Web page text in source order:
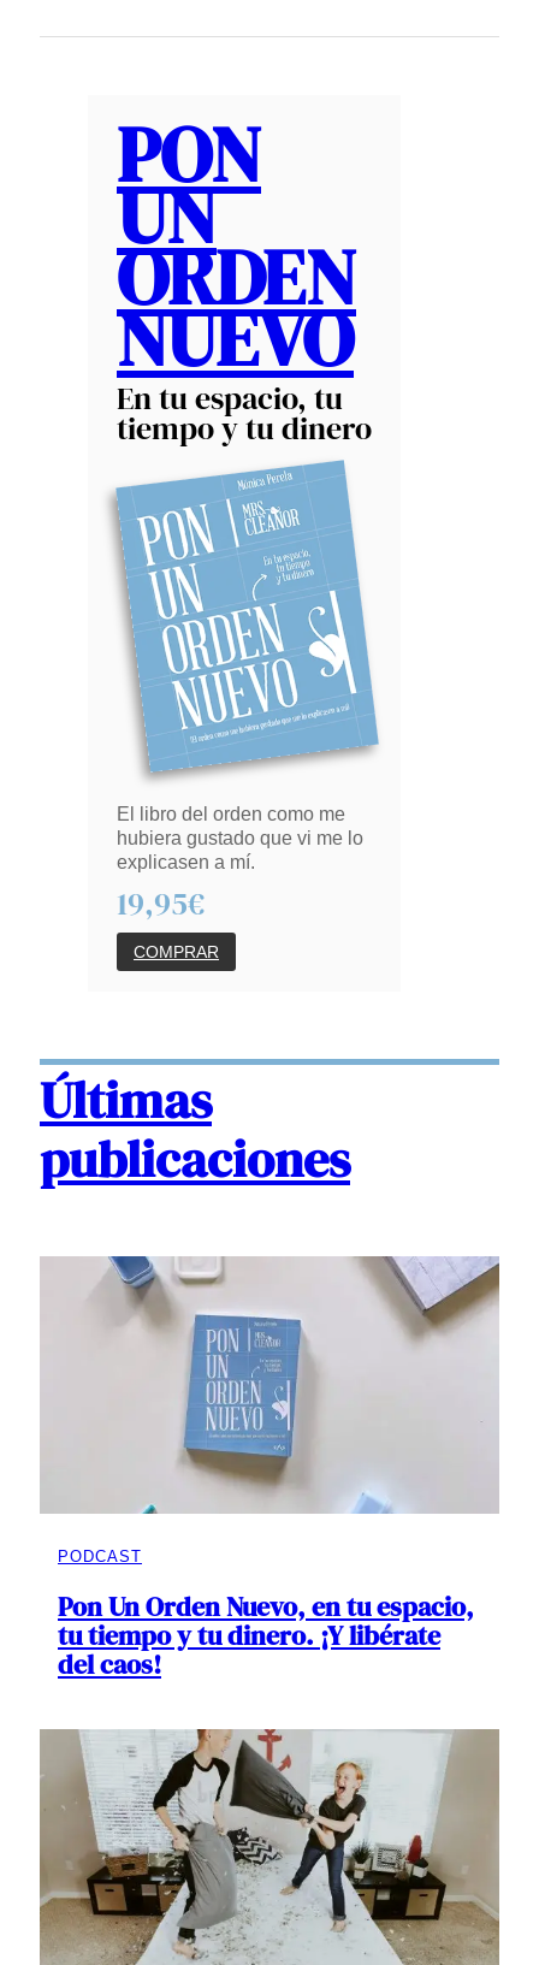
PON
UN
ORDEN
NUEVO
En tu espacio, tu
tiempo y tu dinero
El libro del orden como me
hubiera gustado que vi me lo
explicasen a mí.
19,95€
COMPRAR
Últimas
publicaciones
PODCAST
Pon Un Orden Nuevo, en tu espacio,
tu tiempo y tu dinero. ¡Y libérate
del caos!